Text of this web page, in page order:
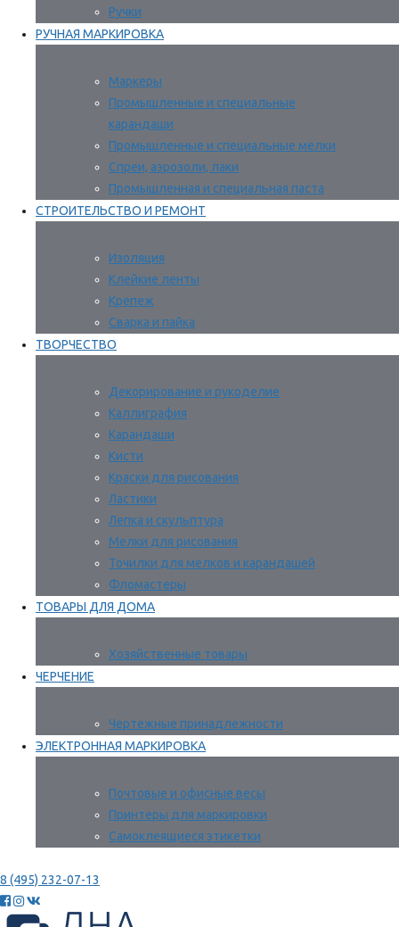
Ручки
РУЧНАЯ МАРКИРОВКА
Маркеры
Промышленные и специальные
карандаши
Промышленные и специальные мелки
Спреи, аэрозоли, лаки
Промышленная и специальная паста
СТРОИТЕЛЬСТВО И РЕМОНТ
Изоляция
Клейкие ленты
Крепеж
Сварка и пайка
ТВОРЧЕСТВО
Декорирование и рукоделие
Каллиграфия
Карандаши
Кисти
Краски для рисования
Ластики
Лепка и скульптура
Мелки для рисования
Точилки для мелков и карандашей
Фломастеры
ТОВАРЫ ДЛЯ ДОМА
Хозяйственные товары
ЧЕРЧЕНИЕ
Чертежные принадлежности
ЭЛЕКТРОННАЯ МАРКИРОВКА
Почтовые и офисные весы
Принтеры для маркировки
Самоклеящиеся этикетки
8 (495) 232-07-13